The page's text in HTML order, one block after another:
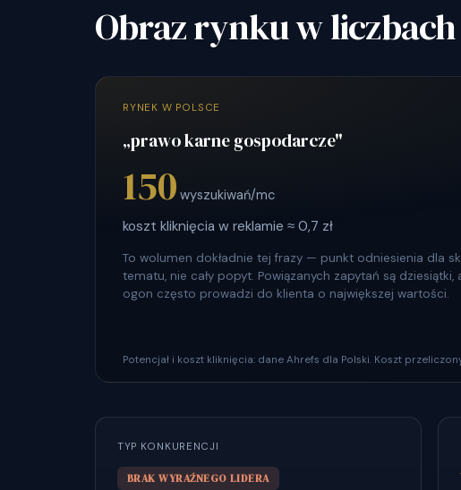
Obraz rynku w liczbach
RYNEK W POLSCE
„prawo karne gospodarcze"
150 wyszukiwań/mc
koszt kliknięcia w reklamie ≈ 0,7 zł
To wolumen dokładnie tej frazy — punkt odniesienia dla
tematu, nie cały popyt. Powiązanych zapytań są dziesiątki,
ogon często prowadzi do klienta o największej wartości.
Potencjał i koszt kliknięcia: dane Ahrefs dla Polski. Koszt
TYP KONKURENCJI
BRAK WYRAŹNEGO LIDERA